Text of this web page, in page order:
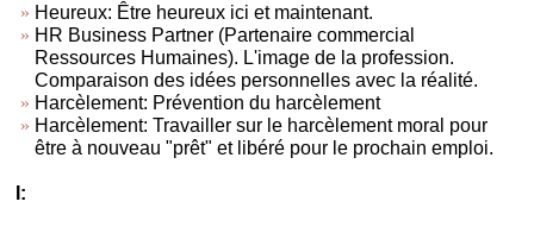
Heureux: Être heureux ici et maintenant.
HR Business Partner (Partenaire commercial
Ressources Humaines). L'image de la profession.
Comparaison des idées personnelles avec la réalité.
Harcèlement: Prévention du harcèlement
Harcèlement: Travailler sur le harcèlement moral pour
être à nouveau "prêt" et libéré pour le prochain emploi.
I: